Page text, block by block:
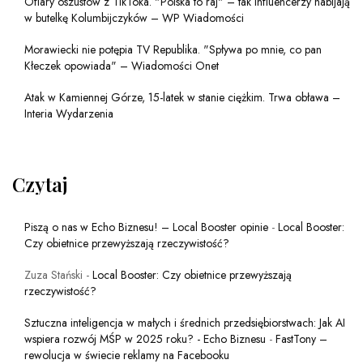
w butelkę Kolumbijczyków – WP Wiadomości
Morawiecki nie potępia TV Republika. "Spływa po mnie, co pan
Kłeczek opowiada" – Wiadomości Onet
Atak w Kamiennej Górze, 15-latek w stanie ciężkim. Trwa obława –
Interia Wydarzenia
Czytaj
Piszą o nas w Echo Biznesu! – Local Booster opinie - Local Booster:
Czy obietnice przewyższają rzeczywistość?
Zuza Stański - Local Booster: Czy obietnice przewyższają
rzeczywistość?
Sztuczna inteligencja w małych i średnich przedsiębiorstwach: Jak AI
wspiera rozwój MŚP w 2025 roku? - Echo Biznesu - FastTony –
rewolucja w świecie reklamy na Facebooku